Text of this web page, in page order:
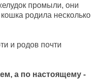
промыли, они
родила несколько
и родов почти
а по настоящему -